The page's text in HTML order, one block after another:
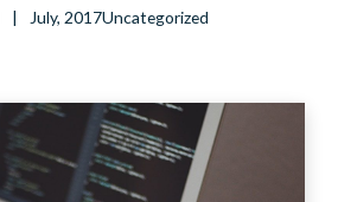
July, 2017Uncategorized